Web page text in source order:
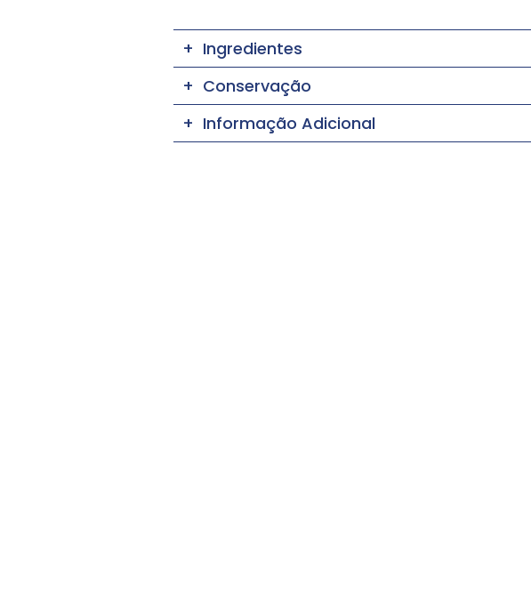
Ingredientes
Conservação
Informação Adicional